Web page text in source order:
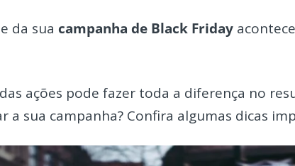
da sua campanha de Black Friday
ações pode fazer toda a diferença no
a sua campanha? Confira algumas dicas